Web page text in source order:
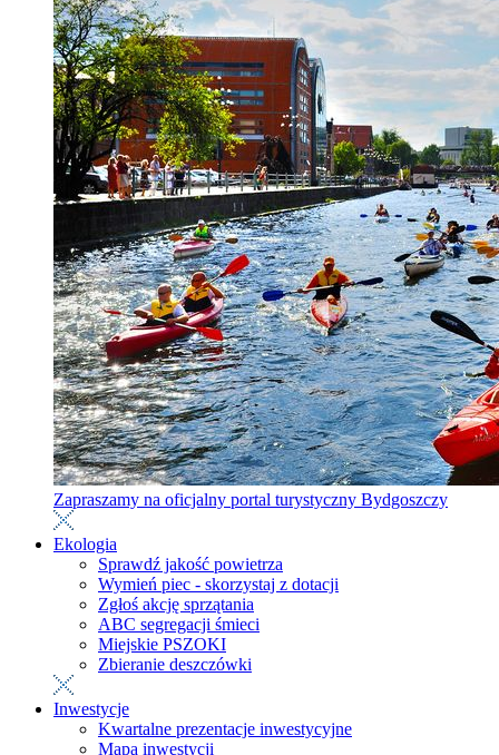
Zapraszamy na oficjalny portal turystyczny Bydgoszczy
Ekologia
Sprawdź jakość powietrza
Wymień piec - skorzystaj z dotacji
Zgłoś akcję sprzątania
ABC segregacji śmieci
Miejskie PSZOKI
Zbieranie deszczówki
Inwestycje
Kwartalne prezentacje inwestycyjne
Mapa inwestycji